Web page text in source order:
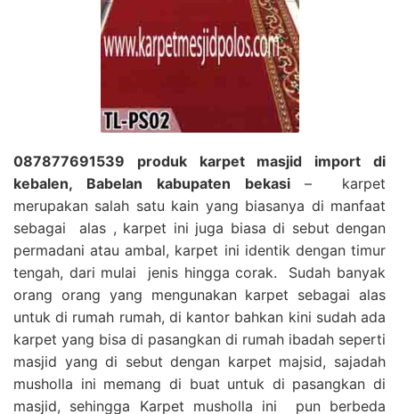
087877691539 produk karpet masjid import di
kebalen, Babelan kabupaten bekasi– karpet
merupakan salah satu kain yang biasanya di manfaat
sebagai alas , karpet ini juga biasa di sebut dengan
permadani atau ambal, karpet ini identik dengan timur
tengah, dari mulai jenis hingga corak. Sudah banyak
orang orang yang mengunakan karpet sebagai alas
untuk di rumah rumah, di kantor bahkan kini sudah ada
karpet yang bisa di pasangkan di rumah ibadah seperti
masjid yang di sebut dengan karpet majsid, sajadah
musholla ini memang di buat untuk di pasangkan di
masjid, sehingga Karpet musholla ini pun berbeda